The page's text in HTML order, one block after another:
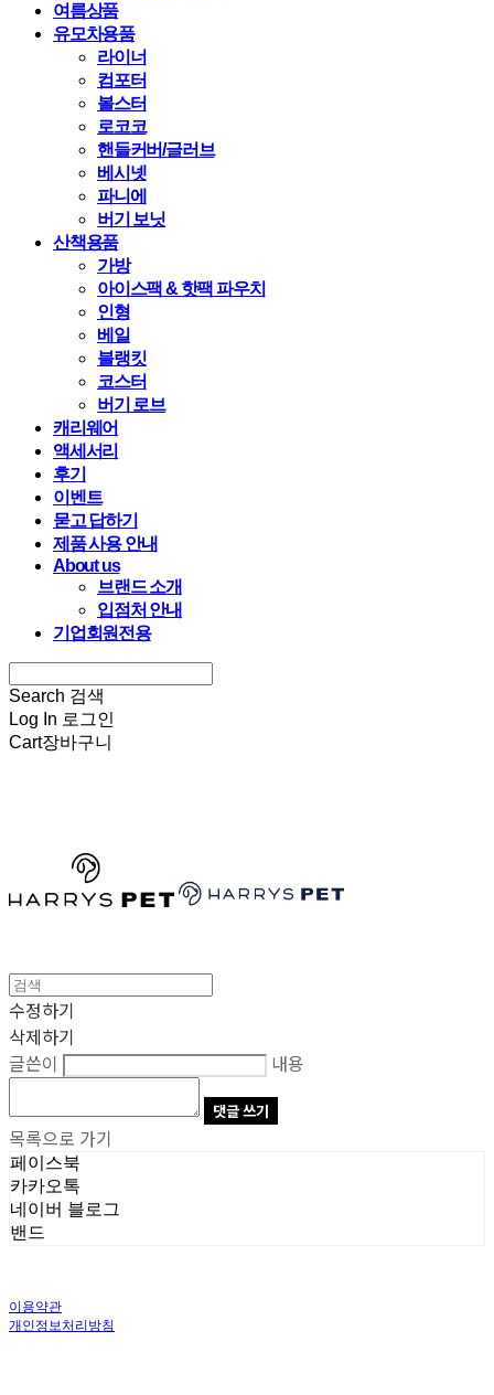
여름상품
유모차용품
라이너
컴포터
볼스터
로코코
핸들커버/글러브
베시넷
파니에
버기 보닛
산책용품
가방
아이스팩 & 핫팩 파우치
인형
베일
블랭킷
코스터
버기 로브
캐리웨어
액세서리
후기
이벤트
묻고 답하기
제품 사용 안내
About us
브랜드 소개
입점처 안내
기업회원전용
Search 검색
Log In 로그인
Cart장바구니
수정하기
삭제하기
글쓴이
내용
댓글 쓰기
목록으로 가기
페이스북
카카오톡
네이버 블로그
밴드
이용약관
개인정보처리방침